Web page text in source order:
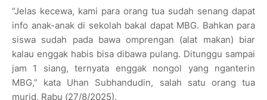
“Jelas kecewa, kami para orang tua sudah senang dapat
info anak-anak di sekolah bakal dapat MBG. Bahkan para
siswa sudah pada bawa omprengan (alat makan) biar
kalau enggak habis bisa dibawa pulang. Ditunggu sampai
jam 1 siang, ternyata enggak nongol yang nganterin
MBG,” kata Uhan Subhandudin, salah satu orang tua
murid, Rabu (27/8/2025).